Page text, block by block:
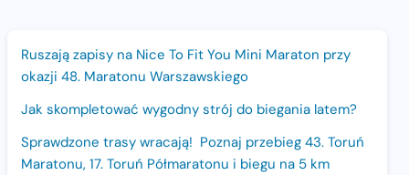
Ruszają zapisy na Nice To Fit You Mini Maraton przy
okazji 48. Maratonu Warszawskiego
Jak skompletować wygodny strój do biegania latem?
Sprawdzone trasy wracają! Poznaj przebieg 43. Toruń
Maratonu, 17. Toruń Półmaratonu i biegu na 5 km